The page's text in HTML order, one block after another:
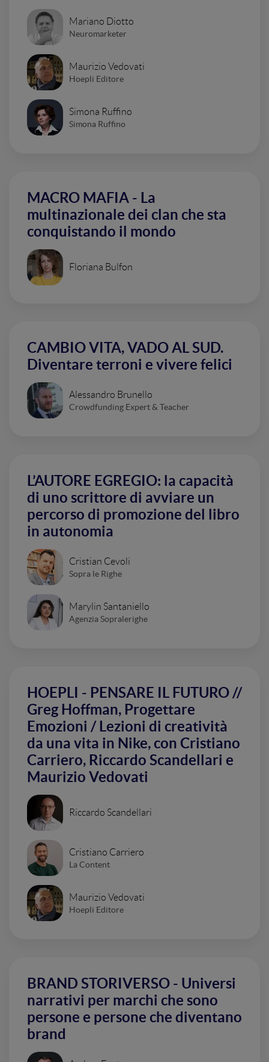
Mariano Diotto
Neuromarketer
Maurizio Vedovati
Hoepli Editore
Simona Ruffino
Simona Ruffino
MACRO MAFIA - La
multinazionale dei clan che sta
conquistando il mondo
Floriana Bulfon
CAMBIO VITA, VADO AL SUD.
Diventare terroni e vivere felici
Alessandro Brunello
Crowdfunding Expert & Teacher
L’AUTORE EGREGIO: la capacità
di uno scrittore di avviare un
percorso di promozione del libro
in autonomia
Cristian Cevoli
Sopra le Righe
Marylin Santaniello
Agenzia Sopralerighe
HOEPLI - PENSARE IL FUTURO //
Greg Hoffman, Progettare
Emozioni / Lezioni di creatività
da una vita in Nike, con Cristiano
Carriero, Riccardo Scandellari e
Maurizio Vedovati
Riccardo Scandellari
Cristiano Carriero
La Content
Maurizio Vedovati
Hoepli Editore
BRAND STORIVERSO - Universi
narrativi per marchi che sono
persone e persone che diventano
brand